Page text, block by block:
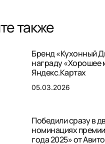
также
Бренд «Кухонный
награду «Хорошее
Яндекс.Картах
05.03.2026
Победили сразу в
номинациях
года 2025» от